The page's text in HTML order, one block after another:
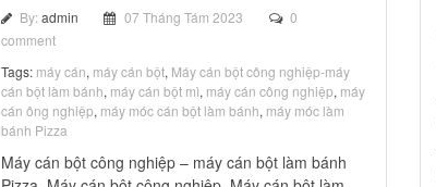
By:admin 07 Tháng Tám 2023
0
comment
Tags: máy cán, máy cán bột, Máy cán bột công nghiệp-máy
cán bột làm bánh, máy cán bột mì, máy cán công nghiệp, máy
cán ông nghiệp, máy móc cán bột làm bánh, máy móc làm
bánh Pizza
Máy cán bột công nghiệp – máy cán bột làm bánh